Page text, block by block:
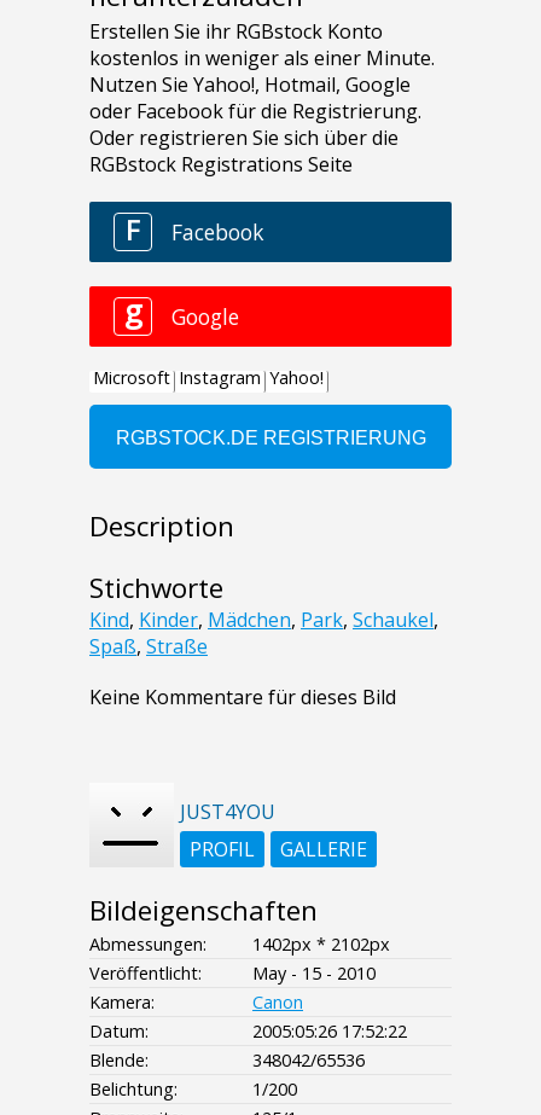
Description
Stichworte
Kind, Kinder, Mädchen, Park, Schaukel,
Spaß, Straße
Keine Kommentare für dieses Bild
JUST4YOU
PROFIL
GALLERIE
Bildeigenschaften
Abmessungen:
1402px * 2102px
Veröffentlicht:
May - 15 - 2010
Kamera:
Canon
Datum:
2005:05:26 17:52:22
Blende:
348042/65536
Belichtung:
1/200